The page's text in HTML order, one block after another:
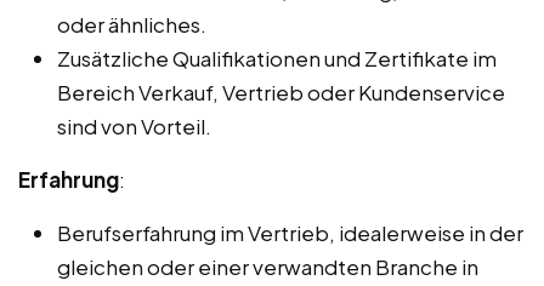
oder ähnliches.
Zusätzliche Qualifikationen und Zertifikate im
Bereich Verkauf, Vertrieb oder Kundenservice
sind von Vorteil.
Erfahrung:
Berufserfahrung im Vertrieb, idealerweise in der
gleichen oder einer verwandten Branche in